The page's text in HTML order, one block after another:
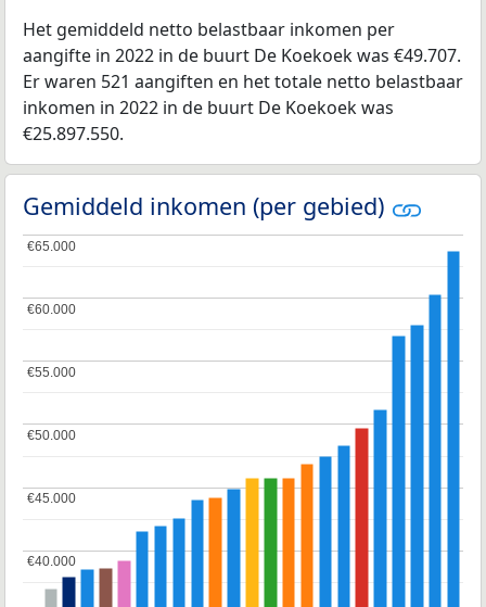
Het gemiddeld netto belastbaar inkomen per
aangifte in 2022 in de buurt De Koekoek was €49.707.
Er waren 521 aangiften en het totale netto belastbaar
inkomen in 2022 in de buurt De Koekoek was
€25.897.550.
Gemiddeld inkomen (per gebied)
€40.000
€40.000
€45.000
€45.000
€50.000
€50.000
€55.000
€55.000
€60.000
€60.000
€65.000
€65.000